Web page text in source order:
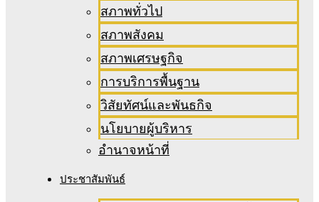
สภาพทั่วไป
สภาพสังคม
สภาพเศรษฐกิจ
การบริการพื้นฐาน
วิสัยทัศน์และพันธกิจ
นโยบายผู้บริหาร
อํานาจหน้าที่
ประชาสัมพันธ์